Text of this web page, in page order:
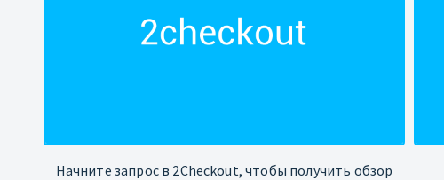
Начните запрос в 2Checkout, чтобы получить обзор